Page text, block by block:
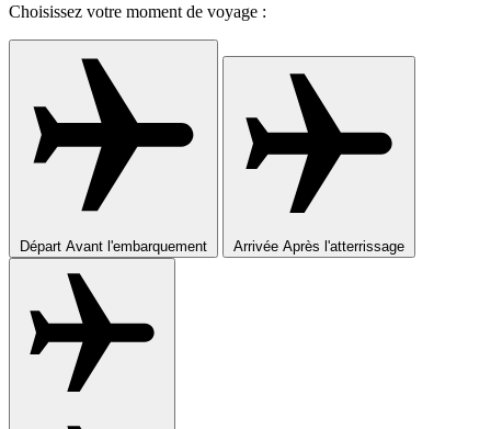
Choisissez votre moment de voyage :
Départ Avant l'embarquement Arrivée Après l'atterrissage